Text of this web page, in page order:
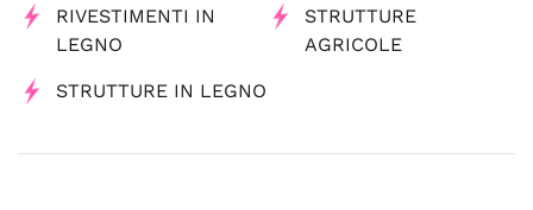
RIVESTIMENTI IN
LEGNO
STRUTTURE
AGRICOLE
STRUTTURE IN LEGNO